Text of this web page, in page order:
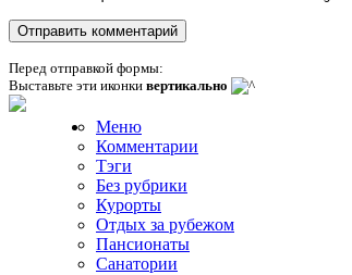
Перед отправкой формы:
Выставьте эти иконки вертикально
Меню
Комментарии
Тэги
Без рубрики
Курорты
Отдых за рубежом
Пансионаты
Санатории